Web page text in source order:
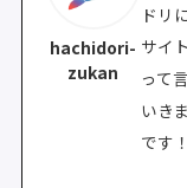
hachidori-
zukan
ドリ
サイ
って
いき
です！